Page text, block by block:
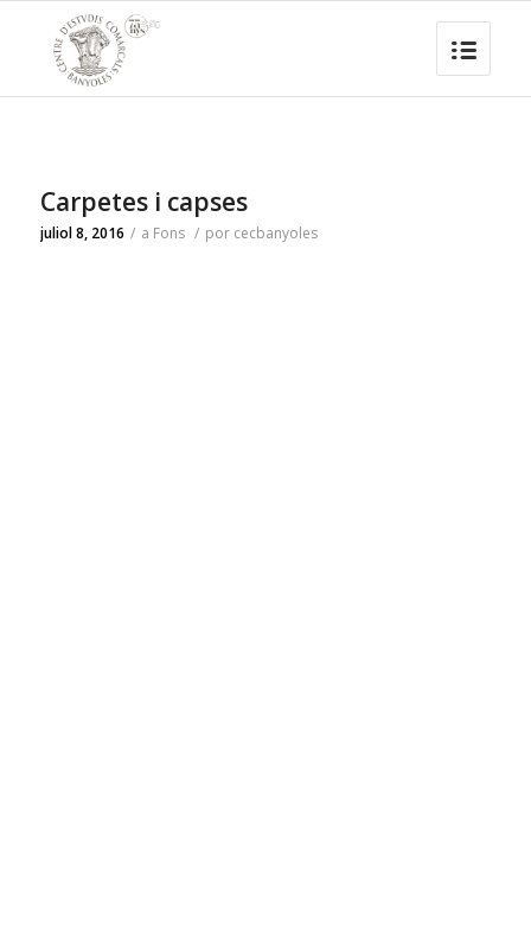
Carpetes i capses
juliol 8, 2016 / a Fons / por cecbanyoles